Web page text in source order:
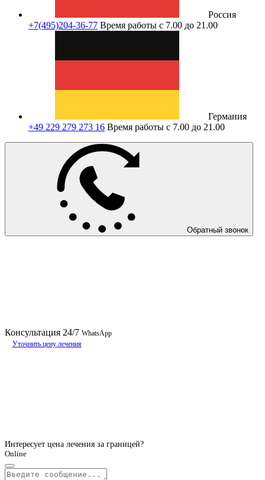
Россия
+7(495)204-36-77 Время работы с 7.00 до 21.00
Германия
+49 229 279 273 16 Время работы с 7.00 до 21.00
Обратный звонок
Консультация 24/7 WhatsApp
Уточнить цену лечения
Интересует цена лечения за границей?
Online